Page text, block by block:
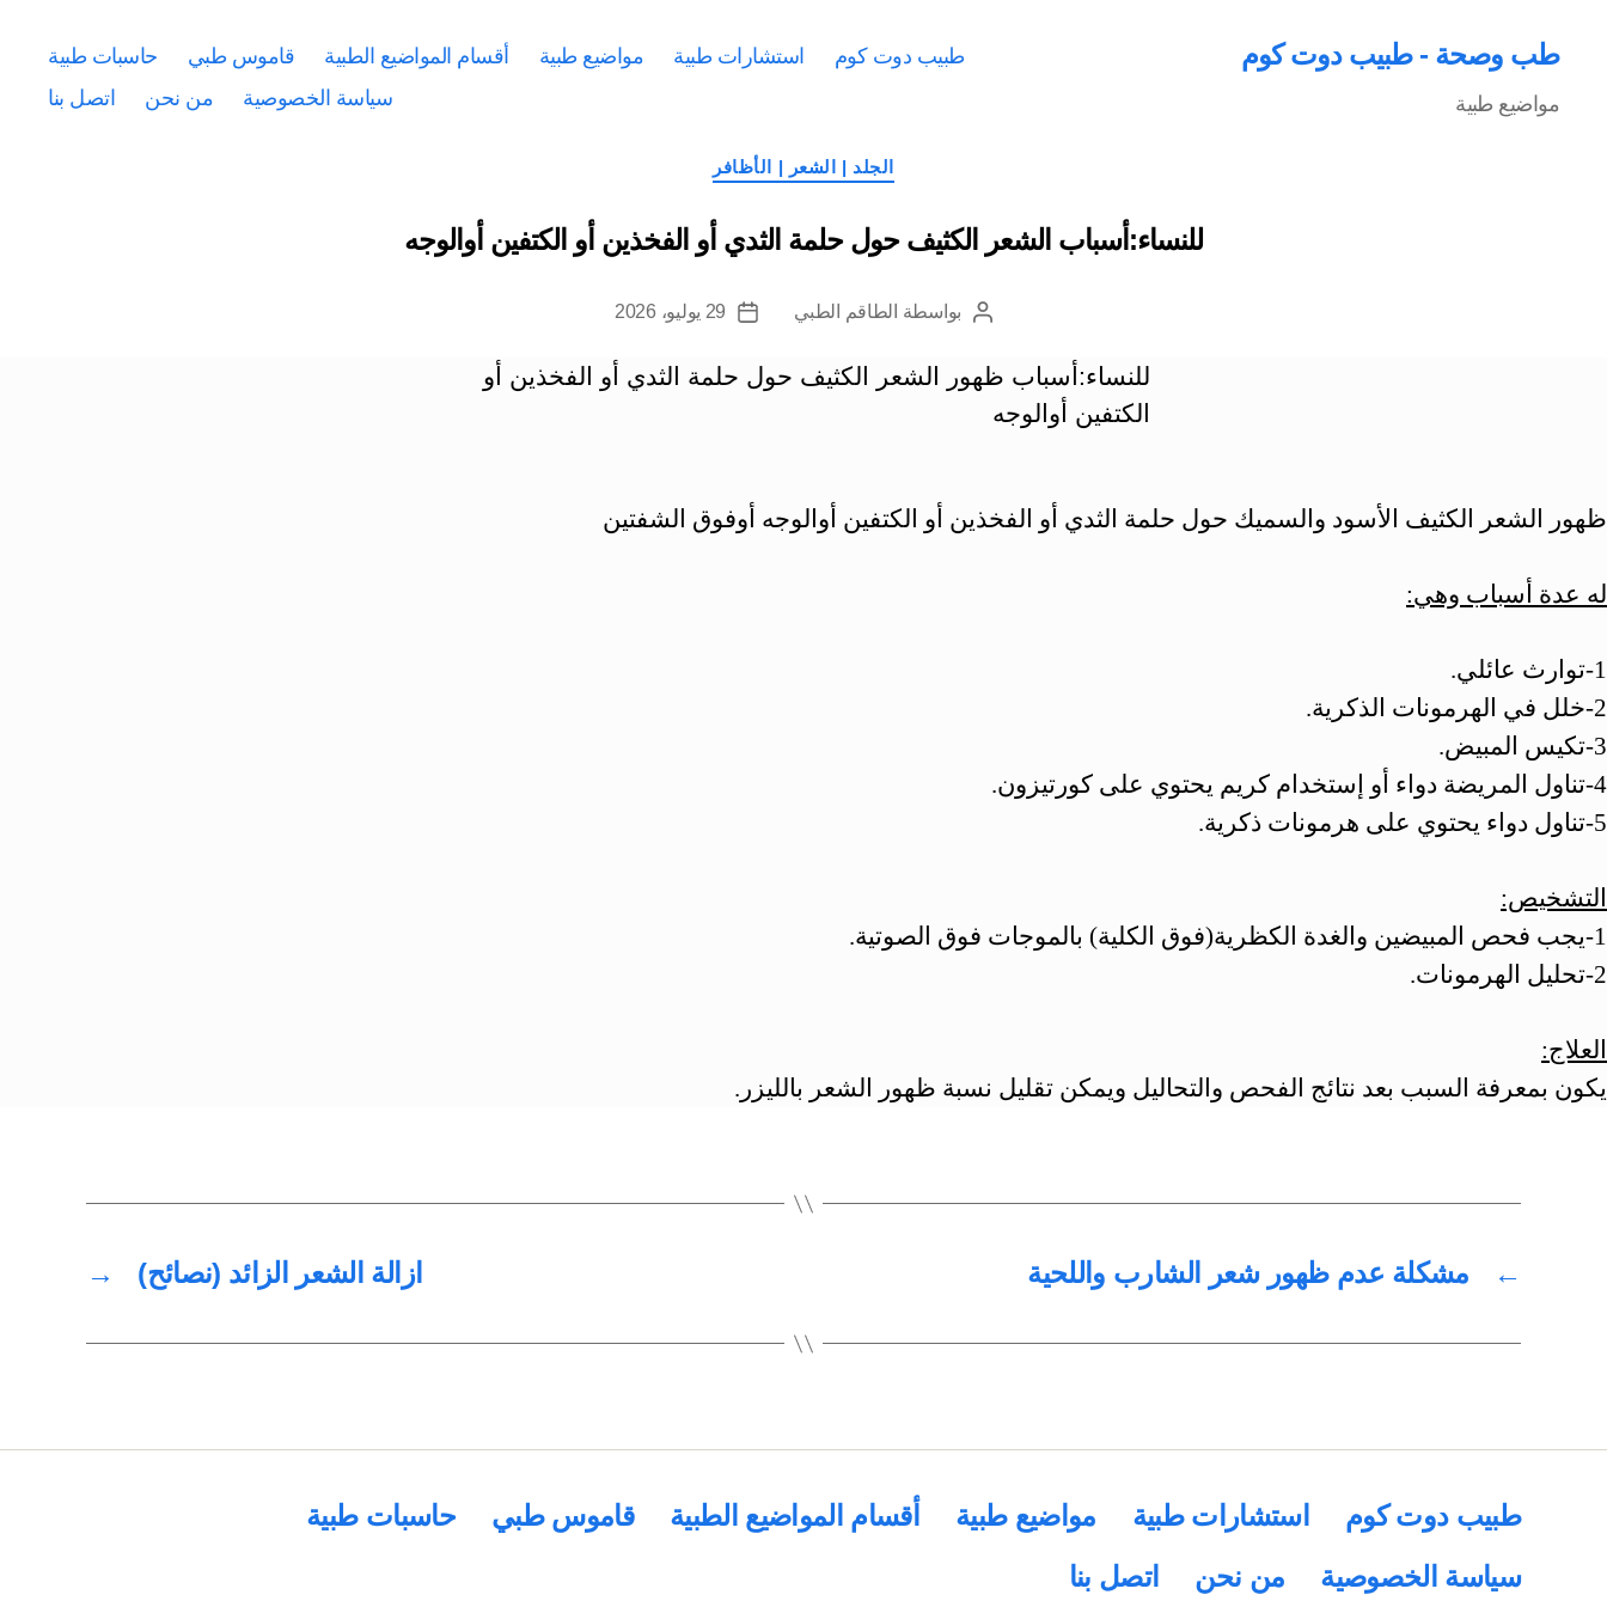
طب وصحة - طبيب دوت كوم
مواضيع طبية
طبيب دوت كوم استشارات طبية مواضيع طبية أقسام المواضيع الطبية قاموس طبي
حاسبات طبية
سياسة الخصوصية
من نحن اتصل بنا
التصنيفات
الجلد | الشعر | الأظافر
للنساء:أسباب الشعر الكثيف حول حلمة الثدي أو الفخذين أو الكتفين أوالوجه
كاتببواسطة الطاقم الطبي
تاريخ29 يوليو، 2026
للنساء:أسباب ظهور الشعر الكثيف حول حلمة الثدي أو الفخذين أو
الكتفين أوالوجه
ظهور الشعر الكثيف الأسود والسميك حول حلمة الثدي أو الفخذين أو الكتفين أوالوجه أوفوق الشفتين
له عدة أسباب وهي:
1-توارث عائلي.
2-خلل في الهرمونات الذكرية.
3-تكيس المبيض.
4-تناول المريضة دواء أو إستخدام كريم يحتوي على كورتيزون.
5-تناول دواء يحتوي على هرمونات ذكرية.
التشخيص:
1-يجب فحص المبيضين والغدة الكظرية(فوق الكلية) بالموجات فوق الصوتية.
2-تحليل الهرمونات.
العلاج:
يكون بمعرفة السبب بعد نتائج الفحص والتحاليل ويمكن تقليل نسبة ظهور الشعر بالليزر.
← مشكلة عدم ظهور شعر الشارب واللحية → ازالة الشعر الزائد (نصائح)
طبيب دوت كوم استشارات طبية مواضيع طبية أقسام المواضيع الطبية قاموس طبي
حاسبات طبية
سياسة الخصوصية
من نحن اتصل بنا